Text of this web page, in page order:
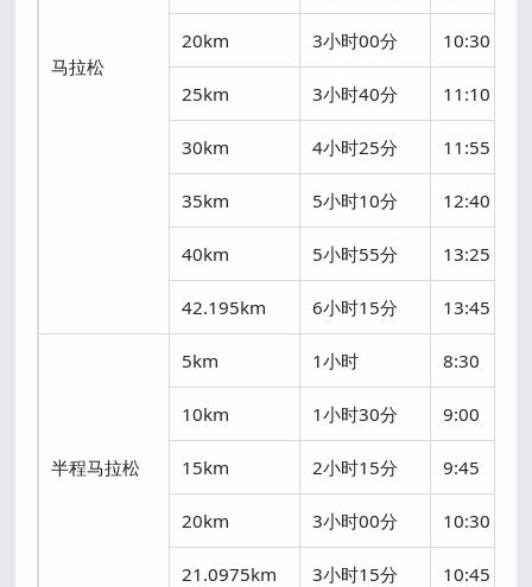
马拉松
20km 3小时00分 10:30
25km 3小时40分 11:10
30km 4小时25分 11:55
35km 5小时10分 12:40
40km 5小时55分 13:25
42.195km 6小时15分 13:45
半程马拉松
5km 1小时 8:30
10km 1小时30分 9:00
15km 2小时15分 9:45
20km 3小时00分 10:30
21.0975km 3小时15分 10:45